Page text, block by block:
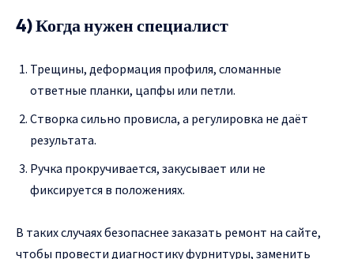
4) Когда нужен специалист
Трещины, деформация профиля, сломанные
ответные планки, цапфы или петли.
Створка сильно провисла, а регулировка не даёт
результата.
Ручка прокручивается, закусывает или не
фиксируется в положениях.
В таких случаях безопаснее заказать ремонт на сайте,
чтобы провести диагностику фурнитуры, заменить